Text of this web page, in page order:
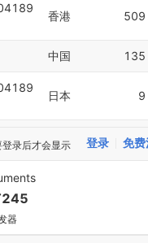
香港 509
中国 135
日本 9
录后才会显示 登录 免
器